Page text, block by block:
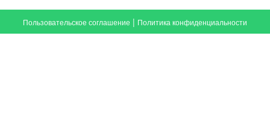
Пользовательское соглашение | Политика конфиденциальности
Задать вопрос